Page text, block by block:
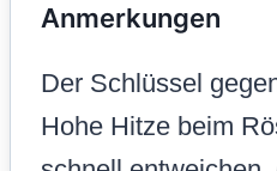
Anmerkungen
Der Schlüssel
Hohe Hitze beim